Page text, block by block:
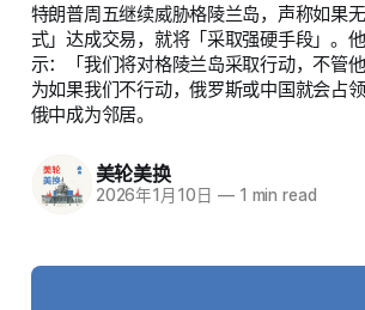
特朗普周五继续威胁格陵兰岛，声称如果
式」达成交易，就将「采取强硬手段」。
示：「我们将对格陵兰岛采取行动，不管
为如果我们不行动，俄罗斯或中国就会占
俄中成为邻居。
美轮美换
2026年1月10日 —1 min read